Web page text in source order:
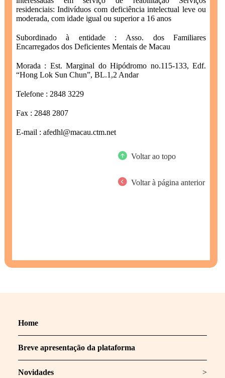
residenciais: Indivíduos com deficiência intelectual leve ou
moderada, com idade igual ou superior a 16 anos
Subordinado à entidade : Asso. dos Familiares
Encarregados dos Deficientes Mentais de Macau
Morada : Est. Marginal do Hipódromo no.115-133, Edf.
“Hong Lok Sun Chun”, BL.1,2 Andar
Telefone : 2848 3229
Fax : 2848 2807
E-mail : afedhl@macau.ctm.net
Voltar ao topo
Voltar à página anterior
Home
Breve apresentação da plataforma
Novidades >